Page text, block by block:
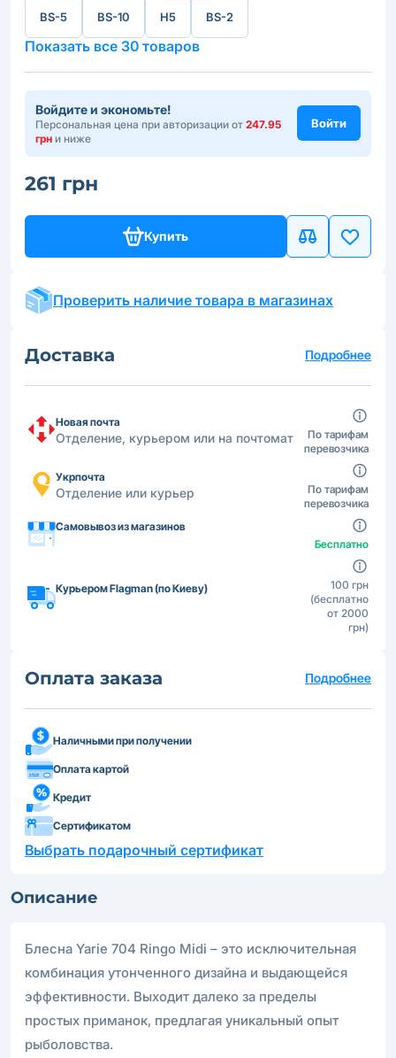
BS-5 BS-10 H5 BS-2
Показать все 30 товаров
Войдите и экономьте!
Персональная цена при авторизации от 247.95
грн и ниже
Войти
261 грн
Купить
Проверить наличие товара в магазинах
Доставка Подробнее
Новая почта
Отделение, курьером или на почтомат
По тарифам
перевозчика
Укрпочта
Отделение или курьер
По тарифам
перевозчика
Самовывоз из магазинов
Бесплатно
Курьером Flagman (по Киеву)
100 грн
(бесплатно
от 2000
грн)
Оплата заказа Подробнее
Наличными при получении
Оплата картой
Кредит
Сертификатом
Выбрать подарочный сертификат
Описание
Блесна Yarie 704 Ringo Midi – это исключительная
комбинация утонченного дизайна и выдающейся
эффективности. Выходит далеко за пределы
простых приманок, предлагая уникальный опыт
рыболовства.